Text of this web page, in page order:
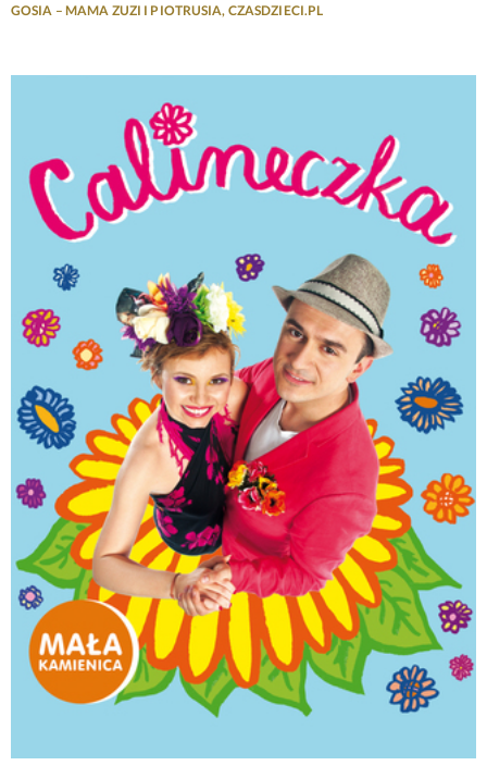
GOSIA – MAMA ZUZI I PIOTRUSIA, CZASDZIECI.PL